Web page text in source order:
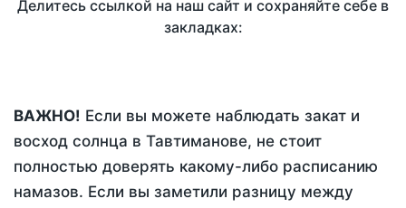
Делитесь ссылкой на наш сайт и сохраняйте себе в
закладках:
ВАЖНО! Если вы можете наблюдать закат и
восход солнца в Тавтиманове, не стоит
полностью доверять какому-либо расписанию
намазов. Если вы заметили разницу между